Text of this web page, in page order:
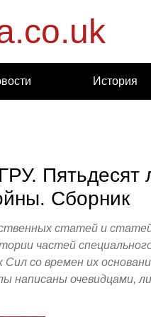
История
Пятьдесят
Сборник
статей и статей
частей
со времен их
написаны очевидцами,